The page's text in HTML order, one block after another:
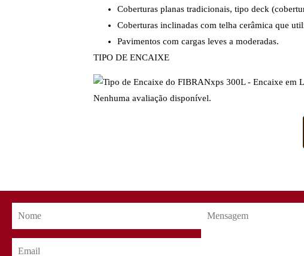
Coberturas planas tradicionais, tipo deck
Coberturas inclinadas com telha cerâmica que
Pavimentos com cargas leves a moderadas.
TIPO DE ENCAIXE
Nenhuma avaliação disponível.